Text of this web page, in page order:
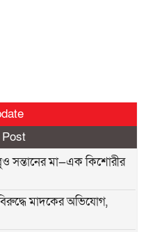
সন্তানের মা—এক কিশোরীর
মাদকের অভিযোগ,